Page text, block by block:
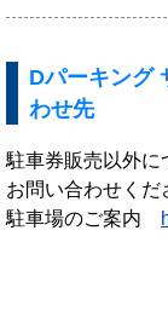
Dパーキング
わせ先
駐車券販売以外に
お問い合わせくだ
駐車場のご案内